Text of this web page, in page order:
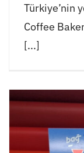
Türkiye’nin
Coffee
[...]